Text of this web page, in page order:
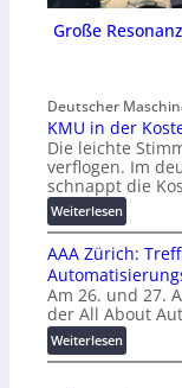
Große
Deutscher
KMU in der
Die leichte
verflogen. Im
schnappt die
Weiterlesen:
K
M
U
i
n
d
e
AAA Zürich:
Am 26. und 27.
der All About
Weiterlesen:
A